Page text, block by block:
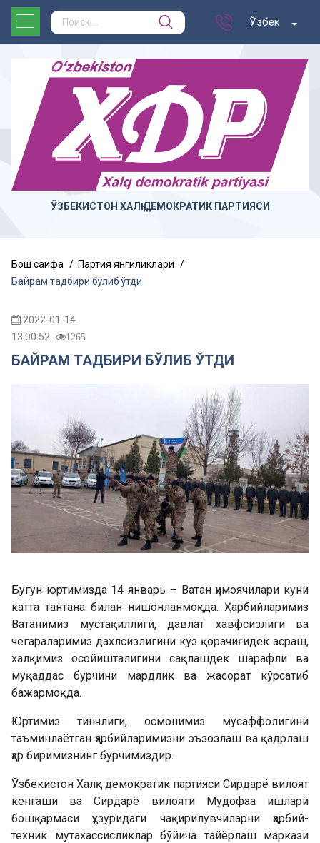
Ўзбек
ЎЗБЕКИСТОН ХАЛҚ ДЕМОКРАТИК ПАРТИЯСИ
Бош саҳифа
Партия янгиликлари
Байрам тадбири бўлиб ўтди
2022-01-14
13:00:52
1265
БАЙРАМ ТАДБИРИ БЎЛИБ ЎТДИ
Бугун юртимизда 14 январь – Ватан ҳимоячилари куни
катта тантана билан нишонланмоқда. Ҳарбийларимиз
Ватанимиз мустақиллиги, давлат хавфсизлиги ва
чегараларимиз дахлсизлигини кўз қорачиғидек асраш,
халқимиз осойишталигини сақлашдек шарафли ва
муқаддас бурчини мардлик ва жасорат кўрсатиб
бажармоқда.
Юртимиз тинчлиги, осмонимиз мусаффолигини
таъминлаётган ҳарбийларимизни эъзозлаш ва қадрлаш
ҳар биримизнинг бурчимиздир.
Ўзбекистон Халқ демократик партияси Сирдарё вилоят
кенгаши ва Сирдарё вилояти Мудофаа ишлари
бошқармаси ҳузуридаги чақирилувчиларни ҳарбий-
техник мутахассисликлар бўйича тайёрлаш маркази